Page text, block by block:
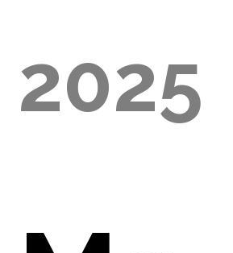
2025